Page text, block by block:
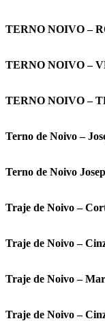
TERNO NOIVO –
TERNO NOIVO –
TERNO NOIVO –
Terno de Noivo –
Terno de Noivo
Traje de Noivo –
Traje de Noivo –
Traje de Noivo –
Traje de Noivo –